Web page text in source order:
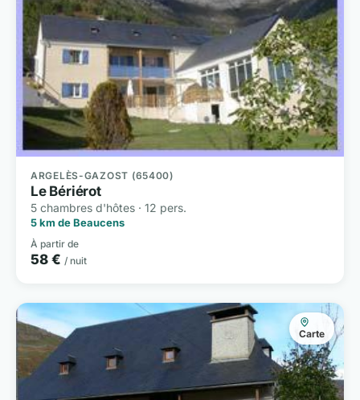
ARGELÈS-GAZOST (65400)
Le Bériérot
5 chambres d'hôtes · 12 pers.
5 km de Beaucens
À partir de
58 € / nuit
Carte